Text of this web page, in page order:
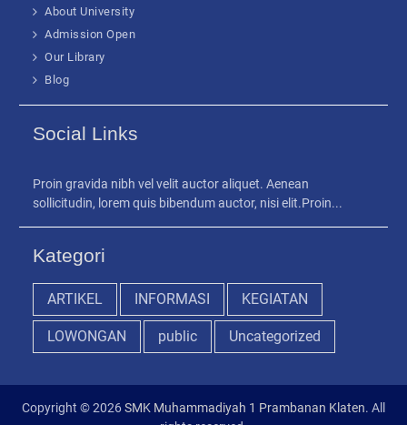
About University
Admission Open
Our Library
Blog
Social Links
Proin gravida nibh vel velit auctor aliquet. Aenean
sollicitudin, lorem quis bibendum auctor, nisi elit.Proin...
Kategori
ARTIKEL INFORMASI KEGIATAN
LOWONGAN public Uncategorized
Copyright © 2026SMK Muhammadiyah 1 Prambanan Klaten. All